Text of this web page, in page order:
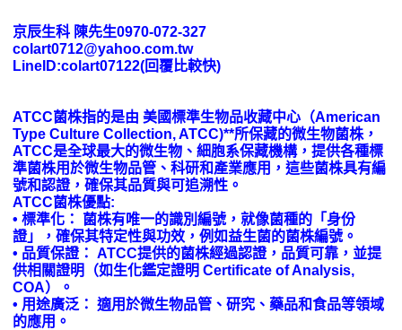
京辰生科 陳先生0970-072-327
colart0712@yahoo.com.tw
LineID:colart07122(回覆比較快)
ATCC菌株指的是由 美國標準生物品收藏中心（American
Type Culture Collection, ATCC)**所保藏的微生物菌株，
ATCC是全球最大的微生物、細胞系保藏機構，提供各種標
準菌株用於微生物品管、科研和產業應用，這些菌株具有編
號和認證，確保其品質與可追溯性。
ATCC菌株優點:
• 標準化： 菌株有唯一的識別編號，就像菌種的「身份
證」，確保其特定性與功效，例如益生菌的菌株編號。
• 品質保證： ATCC提供的菌株經過認證，品質可靠，並提
供相關證明（如生化鑑定證明 Certificate of Analysis,
COA）。
• 用途廣泛： 適用於微生物品管、研究、藥品和食品等領域
的應用。